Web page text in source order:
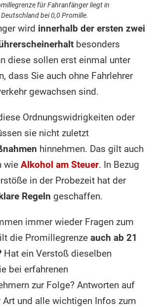
für Fahranfänger liegt in
Deutschland bei 0,0 Promille.
wird innerhalb der ersten zwei
besonders
diese sollen erst einmal unter
dass Sie auch ohne Fahrlehrer
gewachsen sind.
Ordnungswidrigkeiten oder
sie nicht zuletzt
hinnehmen. Das gilt auch
wie Alkohol am Steuer. In Bezug
in der Probezeit hat der
Regeln geschaffen.
immer wieder Fragen zum
die Promillegrenze auch ab 21
Hat ein Verstoß dieselben
bei erfahrenen
zur Folge? Antworten auf
Art und alle wichtigen Infos zum